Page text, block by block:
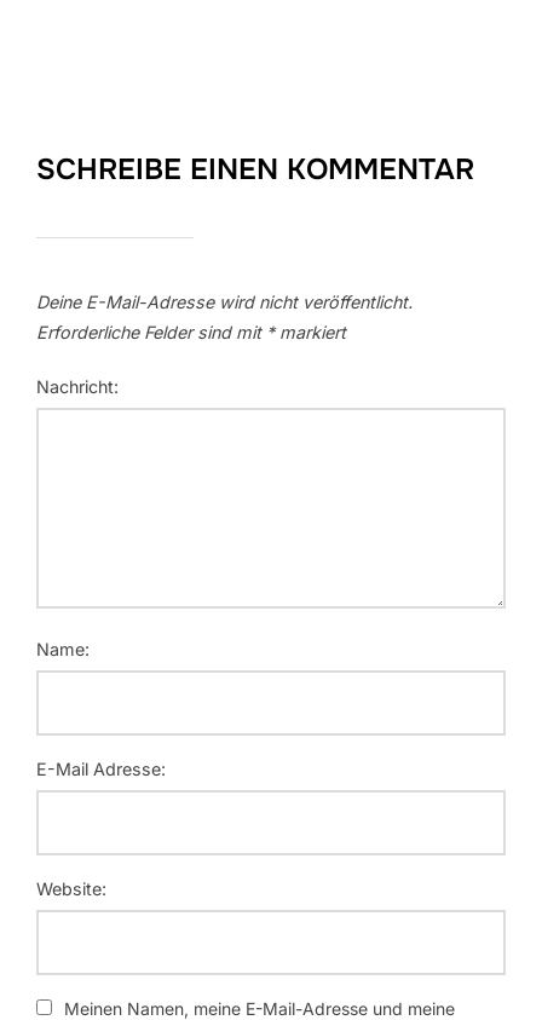
SCHREIBE EINEN KOMMENTAR
Deine E-Mail-Adresse wird nicht veröffentlicht.
Erforderliche Felder sind mit *markiert
Nachricht:
Name:
E-Mail Adresse:
Website:
Meinen Namen, meine E-Mail-Adresse und meine